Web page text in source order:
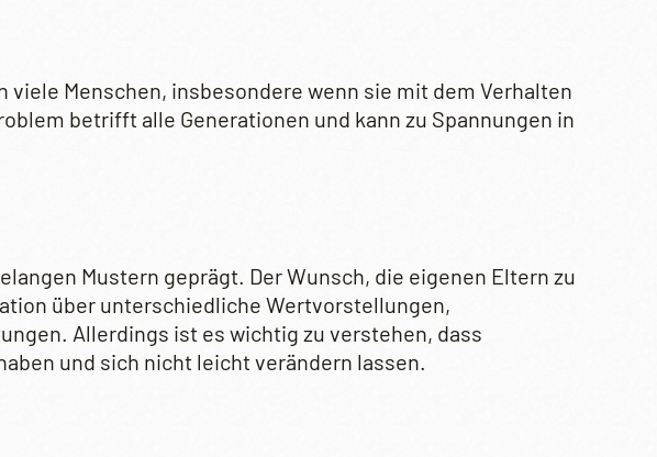
Menschen, insbesondere wenn sie mit dem Verhalten
betrifft alle Generationen und kann zu Spannungen in
Mustern geprägt. Der Wunsch, die eigenen Eltern zu
über unterschiedliche Wertvorstellungen,
Allerdings ist es wichtig zu verstehen, dass
und sich nicht leicht verändern lassen.